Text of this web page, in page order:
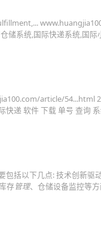
储系统,国际快递系统,国
article/54...html
递 软件 下载 单号 查询
括以下几点: 技术创新驱
存管理、仓储设备监控等